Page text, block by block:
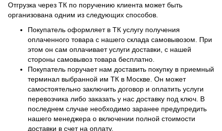
Отгрузка через ТК по поручению клиента может быть
организована одним из следующих способов.
Покупатель оформляет в ТК услугу получения
оплаченного товара с нашего склада самовывозом. При
этом он сам оплачивает услуги доставки, с нашей
стороны самовывоз товара бесплатно.
Покупатель поручает нам доставить покупку в приемный
терминал выбранной им ТК в Москве. Он может
самостоятельно заключить договор и оплатить услуги
перевозчика либо заказать у нас доставку под ключ. В
последнем случае необходимо заранее предупредить
нашего менеджера о включении полной стоимости
доставки в счет на оплату.